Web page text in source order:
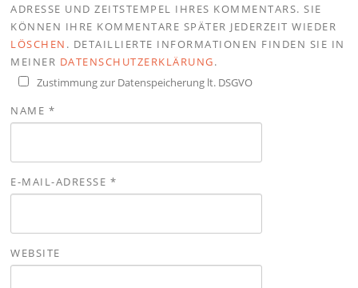
ADRESSE UND ZEITSTEMPEL IHRES KOMMENTARS. SIE
KÖNNEN IHRE KOMMENTARE SPÄTER JEDERZEIT WIEDER
LÖSCHEN . DETAILLIERTE INFORMATIONEN FINDEN SIE IN
MEINER DATENSCHUTZERKLÄRUNG.
Zustimmung zur Datenspeicherung lt. DSGVO
NAME *
E-MAIL-ADRESSE *
WEBSITE